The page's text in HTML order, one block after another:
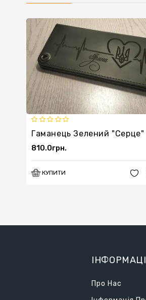
Гаманець Зелений "серце"
810.0грн.
КУПИТИ
Про Нас